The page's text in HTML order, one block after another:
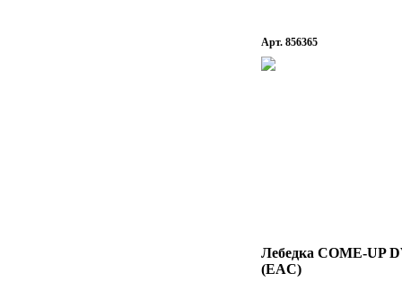
Арт. 856365
Лебедка COME-UP
(EAC)